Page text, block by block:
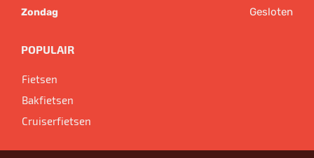
Zondag Gesloten
POPULAIR
Fietsen
Bakfietsen
Cruiserfietsen